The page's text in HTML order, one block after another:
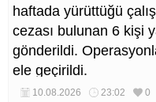
haftada yürüttüğü
cezası bulunan 6 kişi
gönderildi.
ele geçirildi.
10.08.2026 23:02 0